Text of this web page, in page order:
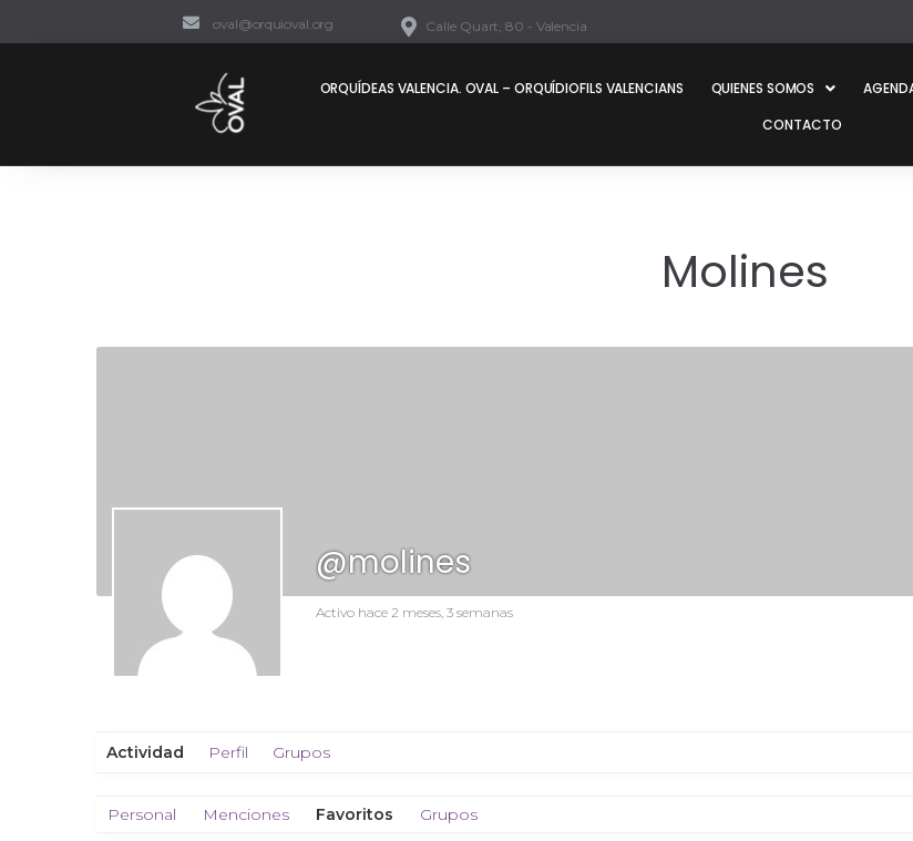
oval@orquioval.org Calle Quart, 80 - Valencia
ORQUÍDEAS VALENCIA. OVAL – ORQUÍDIOFILS VALENCIANS QUIENES SOMOS
CONTACTO
Molines
@molines
Activo hace 2 meses, 3 semanas
Actividad Perfil Grupos
Personal Menciones Favoritos Grupos